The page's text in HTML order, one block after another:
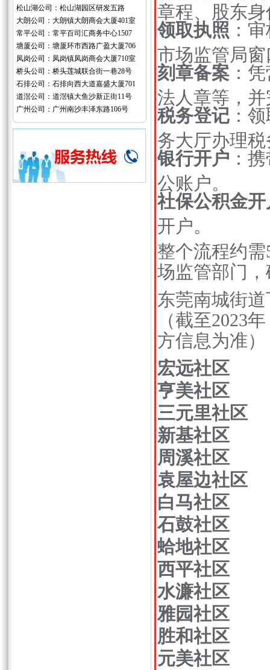
松山湖公司：松山湖园区研发五路
大朗公司：大朗镇大朗商会大厦401室
常平公司：常平百司汇商务中心1507
塘厦公司：塘厦环市西路广盈大厦706
凤岗公司：凤岗镇凤岗商会大厦710室
桥头公司：桥头莲城联合街一巷28号
石排公司：石排向西大道嘉盛大厦701
道滘公司：道滘镇大鱼沙新正街11号
广州公司：广州南沙丰泽东路106号
章程、股东
领取执照 ：
市场监管局
刻章备案：凭
法人章等，
税务登记：领
务大厅办理
银行开户 ：
公账户。
社保公积金开
开户。
整个流程约
场监管部门
东莞南城街
（截至2023
方信息为准）
宏远社区
亨美社区
三元里社区
新基社区
周溪社区
袁屋边社区
白马社区
石鼓社区
蛤地社区
西平社区
水濂社区
雅园社区
胜和社区
元美社区